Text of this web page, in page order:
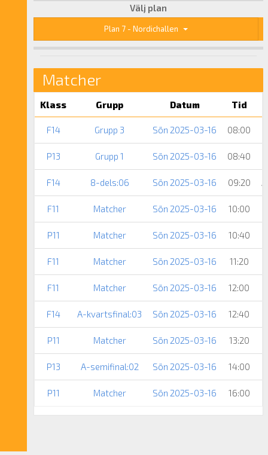
Välj plan
Plan 7 - Nordichallen
Matcher
Klass Grupp Datum Tid
F14 Grupp 3 Sön 2025-03-16 08:00
P13 Grupp 1 Sön 2025-03-16 08:40
F14 8-dels:06 Sön 2025-03-16 09:20
F11 Matcher Sön 2025-03-16 10:00
P11 Matcher Sön 2025-03-16 10:40
F11 Matcher Sön 2025-03-16 11:20
F11 Matcher Sön 2025-03-16 12:00
F14 A-kvartsfinal:03 Sön 2025-03-16 12:40
P11 Matcher Sön 2025-03-16 13:20
P13 A-semifinal:02 Sön 2025-03-16 14:00
P11 Matcher Sön 2025-03-16 16:00